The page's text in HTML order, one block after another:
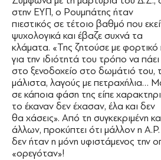
στην ΕΥΠ, ο Ρουμπάτης ήταν
πιεστικός σε τέτοιο βαθμό που
ψυχολογικά και έβαζε συχνά τα
κλάματα. «Της ζητούσε με
για την ιδιότητά του τρόπο να πάει
στο ξενοδοχείο στο δωμάτιό του,
μάλιστα, λαγούς με πετραχήλια…
σε κάποια φάση της είπε
το έκαναν δεν έχασαν, έλα και δεν
θα χάσεις». Από τη συγκεκριμένη
άλλων, προκύπτει ότι μάλλον η Α.Ρ.
δεν ήταν η μόνη υφιστάμενος την
«ορεγόταν»!